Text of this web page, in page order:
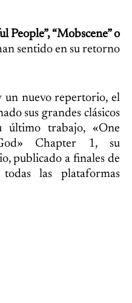
People”, “Mobscene” o
sentido en su retorno
un nuevo repertorio, el
sus grandes clásicos
último trabajo, «One
Chapter 1, su
publicado a ﬁnales de
las plataformas